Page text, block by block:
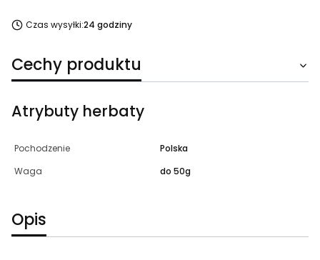
Czas wysyłki:24 godziny
Cechy produktu
Atrybuty herbaty
Pochodzenie
Polska
Waga
do 50g
Opis